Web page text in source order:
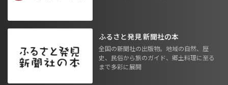
ふるさと発見 新聞社の本
全国の新聞社の出版物。地域の自然、歴
史、民俗から旅のガイド、郷土料理に至る
まで多彩に展開